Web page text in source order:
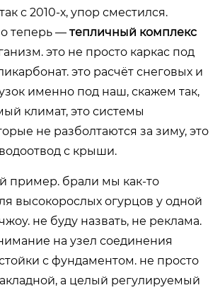
с 2010-х, упор сместился.
теперь — тепличный комплекс
это не просто каркас под
это расчёт снеговых и
именно под наш, скажем так,
климат, это системы
не разболтаются за зиму, это
с крыши.
пример. брали мы как-то
высокорослых огурцов у одной
не буду назвать, не реклама.
на узел соединения
с фундаментом. не просто
а целый регулируемый